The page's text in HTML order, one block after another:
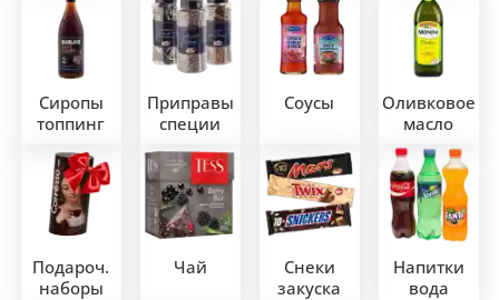
Сиропы
топпинг
Приправы
специи
Соусы
Оливковое
масло
Подароч.
наборы
Чай
Снеки
закуска
Напитки
вода